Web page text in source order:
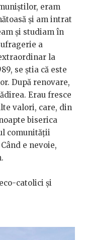
eram
și am intrat
și studiam în
a
la
se știa că este
După renovare,
Erau fresce
valori, care, din
biserica
comunității
e nevoie,
catolici și